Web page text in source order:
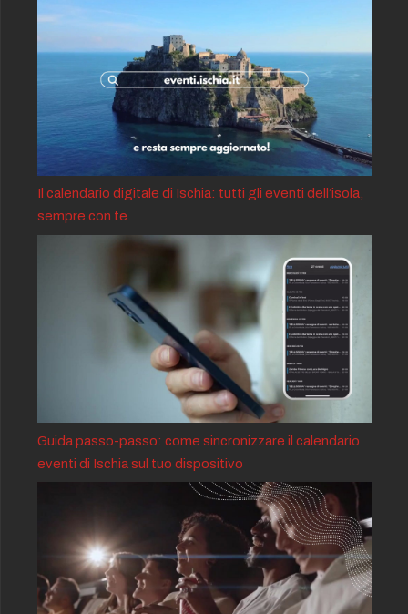
Il calendario digitale di Ischia: tutti gli eventi dell’isola,
sempre con te
Guida passo-passo: come sincronizzare il calendario
eventi di Ischia sul tuo dispositivo